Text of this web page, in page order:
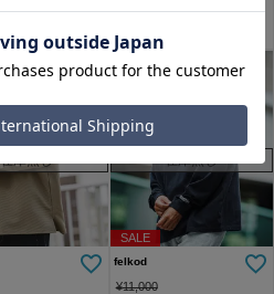
¥4,752
SALE
felkod
¥11,000